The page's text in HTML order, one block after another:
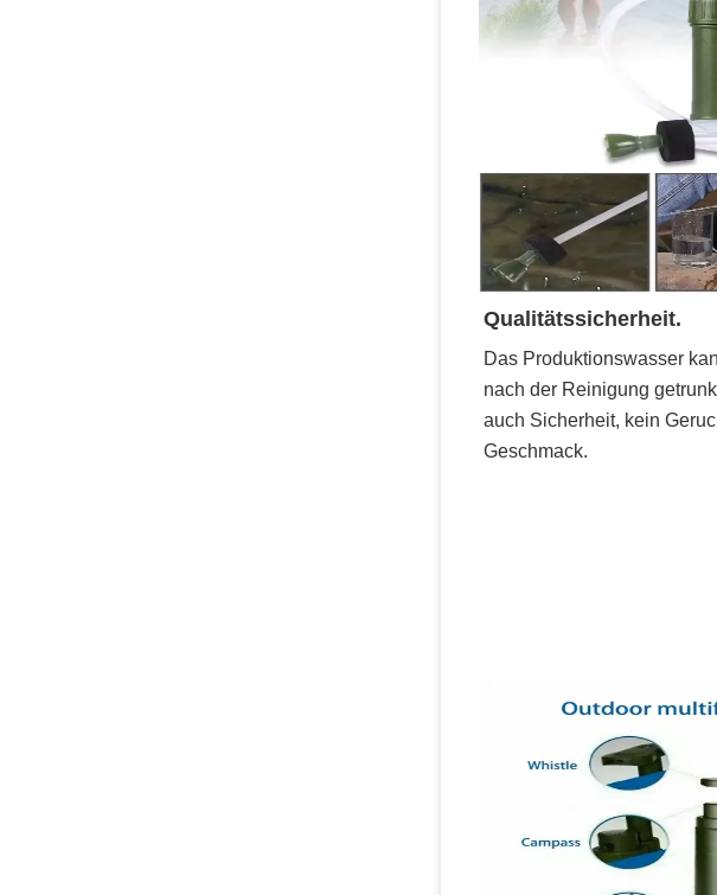
Qualitätssicherheit.
Das Produktionswasser
nach der Reinigung
auch Sicherheit, kein
Geschmack.